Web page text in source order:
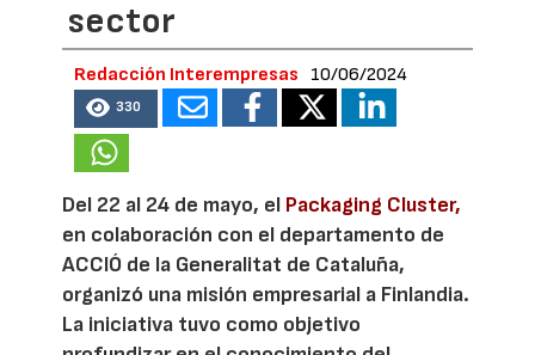
sector
Redacción Interempresas 10/06/2024
330
Del 22 al 24 de mayo, el Packaging Cluster,
en colaboración con el departamento de
ACCIÓ de la Generalitat de Cataluña,
organizó una misión empresarial a Finlandia.
La iniciativa tuvo como objetivo